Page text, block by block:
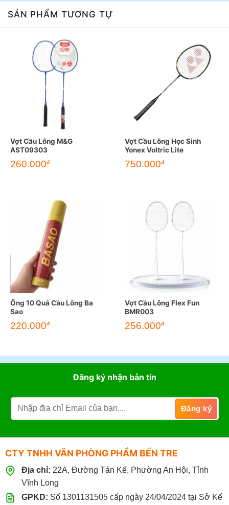
SẢN PHẨM TƯƠNG TỰ
Vợt Cầu Lông M&G
AST09303
260.000đ
Vợt Cầu Lông Học Sinh
Yonex Voltric Lite
750.000đ
Ống 10 Quả Cầu Lông Ba
Sao
220.000đ
Vợt Cầu Lông Flex Fun
BMR003
256.000đ
Đăng ký nhận bản tin
CTY TNHH VĂN PHÒNG PHẨM BẾN TRE
Địa chỉ: 22A, Đường Tán Kế, Phường An Hội, Tỉnh
Vĩnh Long
GPKD: Số 1301131505 cấp ngày 24/04/2024 tại Sở Kế